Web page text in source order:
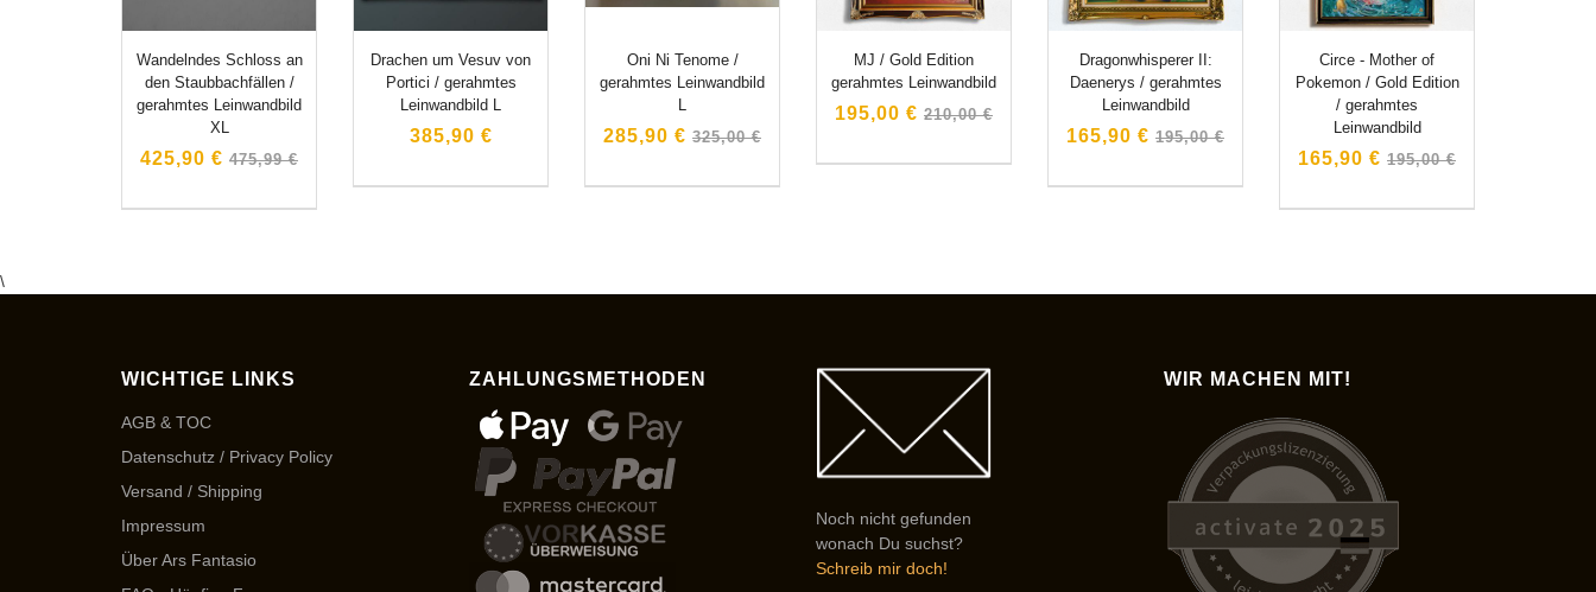
Wandelndes Schloss an
den Staubbachfällen /
gerahmtes Leinwandbild
XL
425,90 € Normaler
475,99 €
Drachen um Vesuv von
Portici / gerahmtes
Leinwandbild L
385,90 €
Oni Ni Tenome /
gerahmtes Leinwandbild
L
285,90 € Normaler
325,00 €
MJ / Gold Edition
gerahmtes Leinwandbild
195,00 € Normaler
210,00 €
Dragonwhisperer II:
Daenerys / gerahmtes
Leinwandbild
165,90 € Normaler
195,00 €
Circe - Mother of
Pokemon / Gold Edition
/ gerahmtes
Leinwandbild
165,90 € Normaler
195,00 €
\
WICHTIGE LINKS
AGB & TOC
Datenschutz / Privacy Policy
Versand / Shipping
Impressum
Über Ars Fantasio
ZAHLUNGSMETHODEN
Noch nicht gefunden
wonach Du suchst?
Schreib mir doch!
WIR MACHEN MIT!